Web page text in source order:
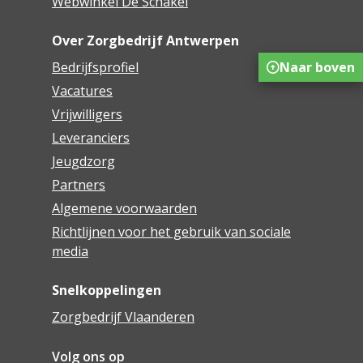
Over Zorgbedrijf Antwerpen
Bedrijfsprofiel
Vacatures
Vrijwilligers
Leveranciers
Jeugdzorg
Partners
Algemene voorwaarden
Richtlijnen voor het gebruik van sociale
media
Snelkoppelingen
Zorgbedrijf Vlaanderen
Volg ons op
Naar boven